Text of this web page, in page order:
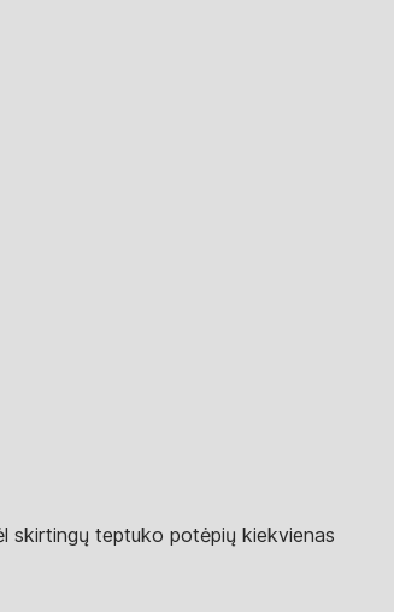
skirtingų teptuko potėpių kiekvienas